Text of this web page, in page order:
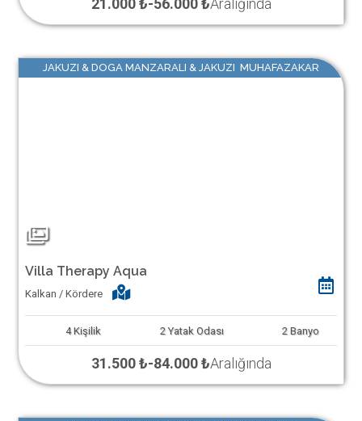
21.000 ₺-56.000 ₺Aralığında
JAKUZI & DOGA MANZARALI & JAKUZI MUHAFAZAKAR
Villa Therapy Aqua
Kalkan / Kördere
4 Kişilik 2 Yatak Odası 2 Banyo
31.500 ₺-84.000 ₺Aralığında